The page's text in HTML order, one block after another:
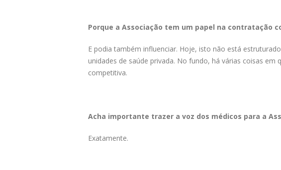
Porque a Associação tem um papel na contratação
E podia também influenciar. Hoje, isto não está
unidades de saúde privada. No fundo, há várias coisas
competitiva.
Acha importante trazer a voz dos médicos para a
Exatamente.